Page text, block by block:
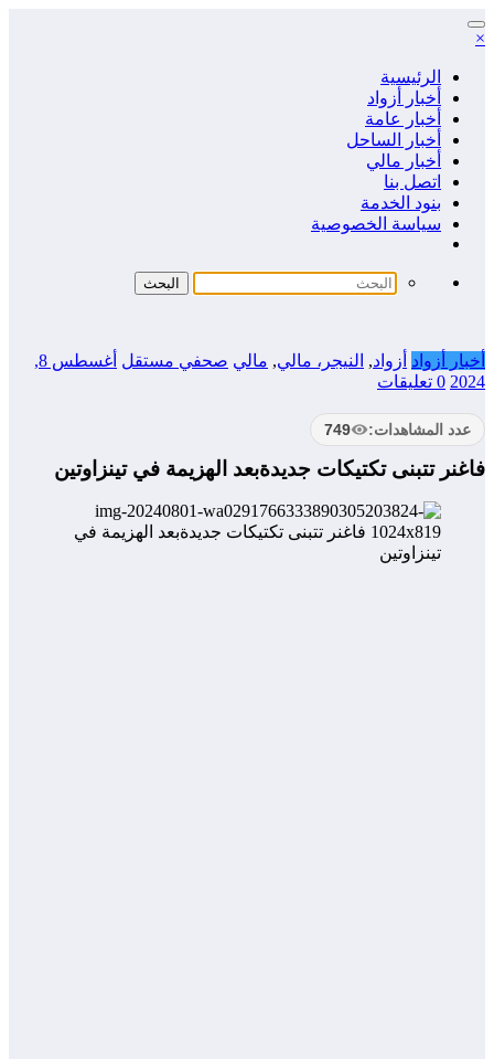
التجاوز
إلى
×
الرئيسية
أخبار أزواد
أخبار عامة
أخبار الساحل
أخبار مالي
اتصل بنا
بنود الخدمة
سياسة الخصوصية
أخبار أزواد أزواد, النيجر، مالي, مالي صحفي مستقل
أغسطس 8,
2024 0 تعليقات
عدد المشاهدات: 749
فاغنر تتبنى تكتيكات جديدةبعد الهزيمة في تينزاوتين